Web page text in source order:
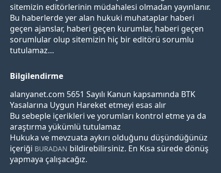
sitemizin editörlerinin müdahalesi olmadan yayınlanır.
Bu haberlerde yer alan hukuki muhataplar haberi
geçen ajanslar, haberi geçen kurumlar, haberi geçen
sorumlular olup sitemizin hiç bir editörü sorumlu
tutulamaz…
Bilgilendirme
alanyanet.com 5651 Sayılı Kanun kapsamında BTK
Yasalarına Uygun Hareket etmeyi esas alır
Bu sebeple içerikleri ve yorumları kontrol etme ya da
araştırma yükümlü tutulamaz
Hukuka ve mevzuata aykırı olduğunu düşündüğünüz
içeriği BURADAN bildirebilirsiniz. En Kısa sürede dönüş
yapmaya çalışacağız.